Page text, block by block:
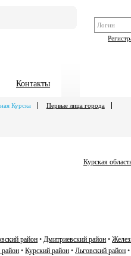
Контакты
Курска
Первые лица города
Курская
район •Дмитриевский район •
район •Курский район •Льговский район